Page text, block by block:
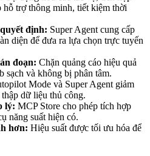
hỗ trợ thông minh, tiết kiệm thời
định: Super Agent cung cấp
diện để đưa ra lựa chọn trực tuyến
đoạn: Chặn quảng cáo hiệu quả
sạch và không bị phân tâm.
Mode và Super Agent giảm
dữ liệu thủ công.
lý: MCP Store cho phép tích hợp
năng suất hiện có.
hơn: Hiệu suất được tối ưu hóa để